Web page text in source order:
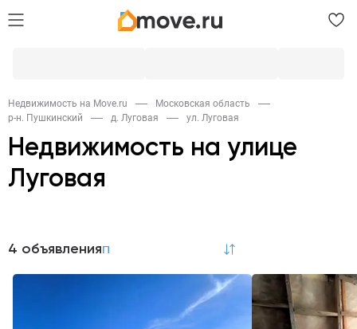
Недвижимость на Move.ru
Московская область
р-н. Пушкинский
д. Луговая ул. Луговая
Недвижимость на улице
Луговая
4 объявления